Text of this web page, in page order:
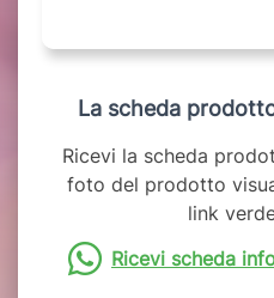
La scheda
Ricevi la scheda
foto del prodotto
link
Ricevi scheda